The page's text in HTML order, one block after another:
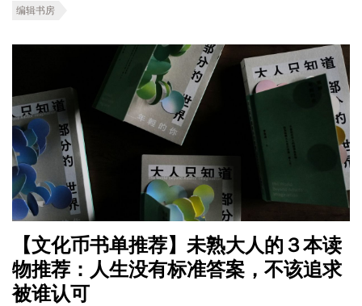
编辑书房
【文化币书单推荐】未熟大人的３本读
物推荐：人生没有标准答案，不该追求
被谁认可